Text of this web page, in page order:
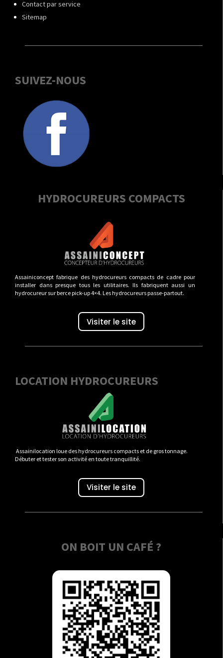
Contact par service
Sitemap
SUIVEZ-NOUS
HYDROCUREURS COMPACTS
Assainiconcept fabrique des hydrocureurs compacts de cadre pour
installer dans presque tous les utilitaires. Ils fabriquent aussi un
hydrocureur sur berce pick-up 4×4. Les hydrocureurs passe-partout.
Visiter le site
LOCATION HYDROCUREURS
Assainilocation loue des hydrocureurs compacts et de gros tonnage.
Débuter et tester son activité en toute tranquillité.
Visiter le site
ON BOIT UN CAFÉ ?